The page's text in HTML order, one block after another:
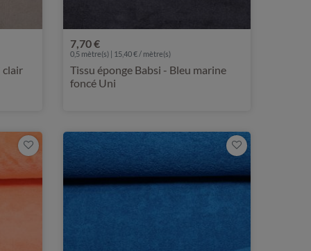
clair
7,70 €
0,5 mètre(s) | 15,40 € / mètre(s)
Tissu éponge Babsi - Bleu marine
foncé Uni